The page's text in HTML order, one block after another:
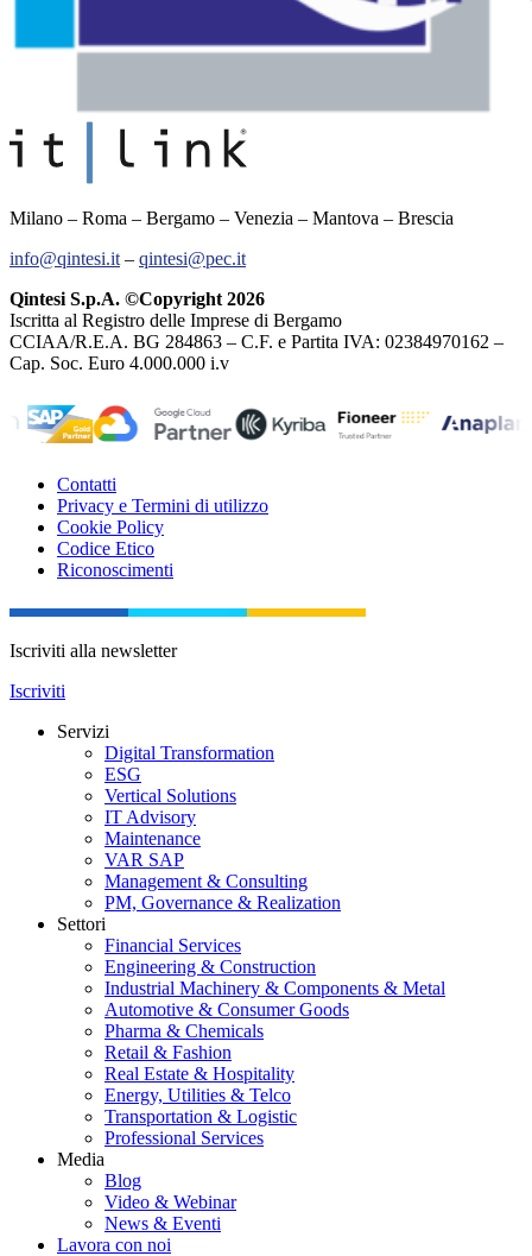
Milano – Roma – Bergamo – Venezia – Mantova – Brescia
info@qintesi.it – qintesi@pec.it
Qintesi S.p.A. ©Copyright 2026
Iscritta al Registro delle Imprese di Bergamo
CCIAA/R.E.A. BG 284863 – C.F. e Partita IVA: 02384970162 –
Cap. Soc. Euro 4.000.000 i.v
Contatti
Privacy e Termini di utilizzo
Cookie Policy
Codice Etico
Riconoscimenti
Iscriviti alla newsletter
Iscriviti
Servizi
Digital Transformation
ESG
Vertical Solutions
IT Advisory
Maintenance
VAR SAP
Management & Consulting
PM, Governance & Realization
Settori
Financial Services
Engineering & Construction
Industrial Machinery & Components & Metal
Automotive & Consumer Goods
Pharma & Chemicals
Retail & Fashion
Real Estate & Hospitality
Energy, Utilities & Telco
Transportation & Logistic
Professional Services
Media
Blog
Video & Webinar
News & Eventi
Lavora con noi